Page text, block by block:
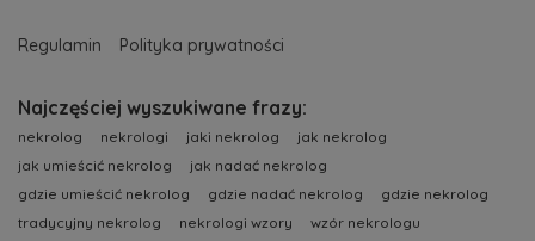
Regulamin Polityka prywatności
Najczęściej wyszukiwane frazy:
nekrolog nekrologi jaki nekrolog
jak nekrolog
jak umieścić nekrolog
jak nadać nekrolog
gdzie umieścić nekrolog
gdzie nadać nekrolog
gdzie nekrolog
tradycyjny nekrolog
nekrologi wzory
wzór nekrologu